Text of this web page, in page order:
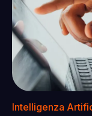
Intelligenza